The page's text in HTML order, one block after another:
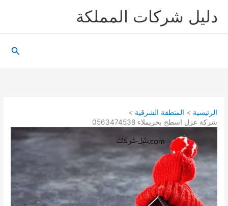
دليل شركات المملكة
الرئيسية
المنطقة الشرقية
شركة عزل اسطح بحريملاء 0563474538